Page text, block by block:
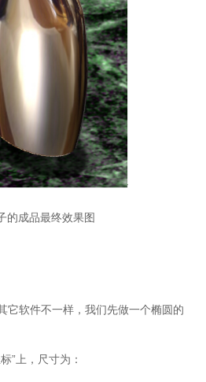
的成品最终效果图
它软件不一样，我们先做一个椭圆的
”上，尺寸为：